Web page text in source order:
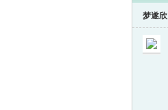
梦遂欣